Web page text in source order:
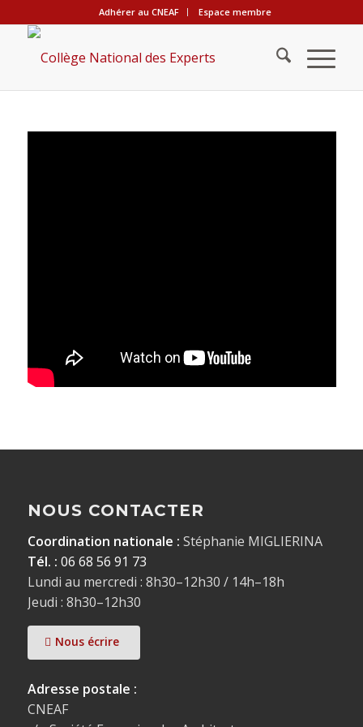
Adhérer au CNEAF Espace membre
NOUS CONTACTER
Coordination nationale : Stéphanie MIGLIERINA
Tél. : 06 68 56 91 73
Lundi au mercredi : 8h30–12h30 / 14h–18h
Jeudi : 8h30–12h30
Nous écrire
Adresse postale :
CNEAF